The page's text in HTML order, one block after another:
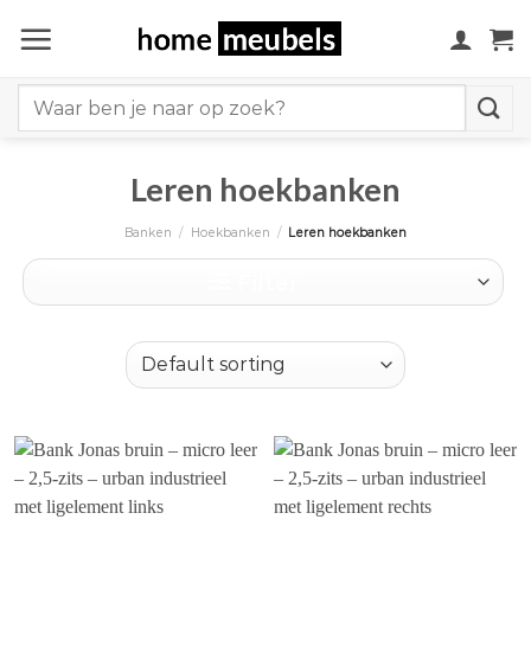
naar
for:
Leren hoekbanken
Banken / Hoekbanken / Leren hoekbanken